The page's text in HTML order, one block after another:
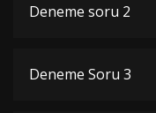
Deneme soru 2
Deneme Soru 3